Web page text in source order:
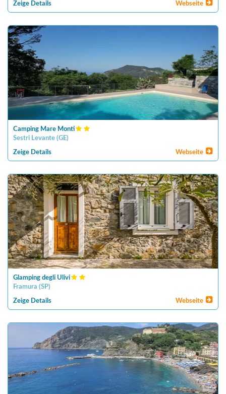
Zeige Details Webseite
Camping Mare Monti
Sestri Levante (GE)
Zeige Details Webseite
Glamping degli Ulivi
Framura (SP)
Zeige Details Webseite